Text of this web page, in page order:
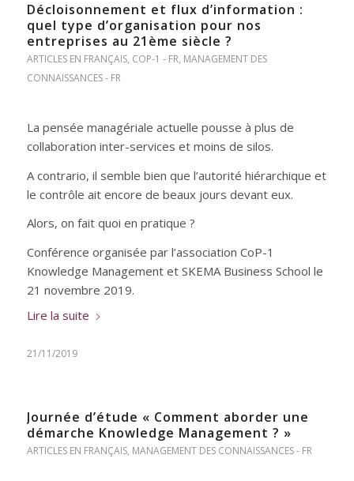
Décloisonnement et flux d’information :
quel type d’organisation pour nos
entreprises au 21ème siècle ?
ARTICLES EN FRANÇAIS, COP-1 - FR, MANAGEMENT DES
CONNAISSANCES - FR
La pensée managériale actuelle pousse à plus de
collaboration inter-services et moins de silos.
A contrario, il semble bien que l’autorité hiérarchique et
le contrôle ait encore de beaux jours devant eux.
Alors, on fait quoi en pratique ?
Conférence organisée par l’association CoP-1
Knowledge Management et SKEMA Business School le
21 novembre 2019.
Lire la suite
21/11/2019
Journée d’étude « Comment aborder une
démarche Knowledge Management ? »
ARTICLES EN FRANÇAIS, MANAGEMENT DES CONNAISSANCES - FR